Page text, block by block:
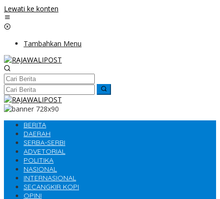
Lewati ke konten
Tambahkan Menu
BERITA
DAERAH
SERBA-SERBI
ADVETORIAL
POLITIKA
NASIONAL
INTERNASIONAL
SECANGKIR KOPI
OPINI